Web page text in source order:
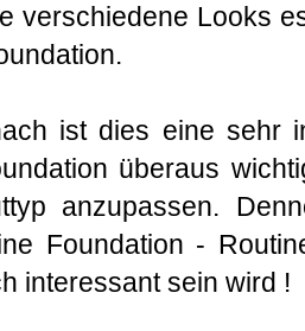
verschiedene Looks
ist dies eine sehr
überaus
anzupassen.
Foundation -
interessant sein wird !